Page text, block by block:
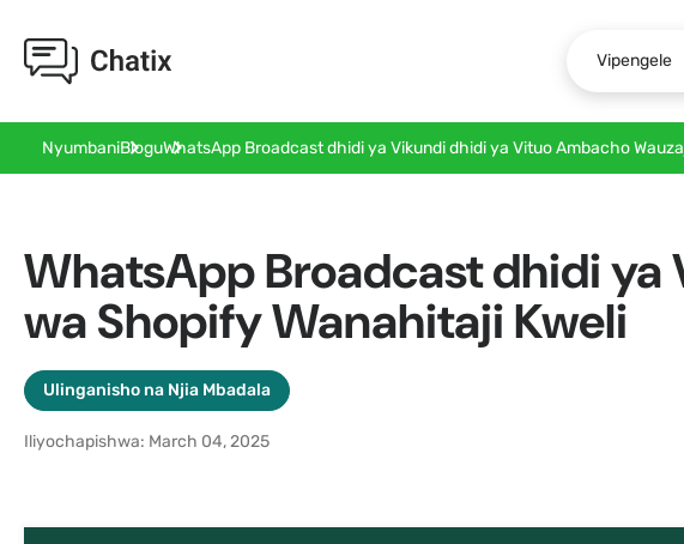
Vipengele
NyumbaniBloguWhatsApp Broadcast dhidi ya Vikundi dhidi ya Vituo Ambacho
WhatsApp Broadcast dhidi
wa Shopify Wanahitaji Kweli
Ulinganisho na Njia Mbadala
Iliyochapishwa: March 04, 2025